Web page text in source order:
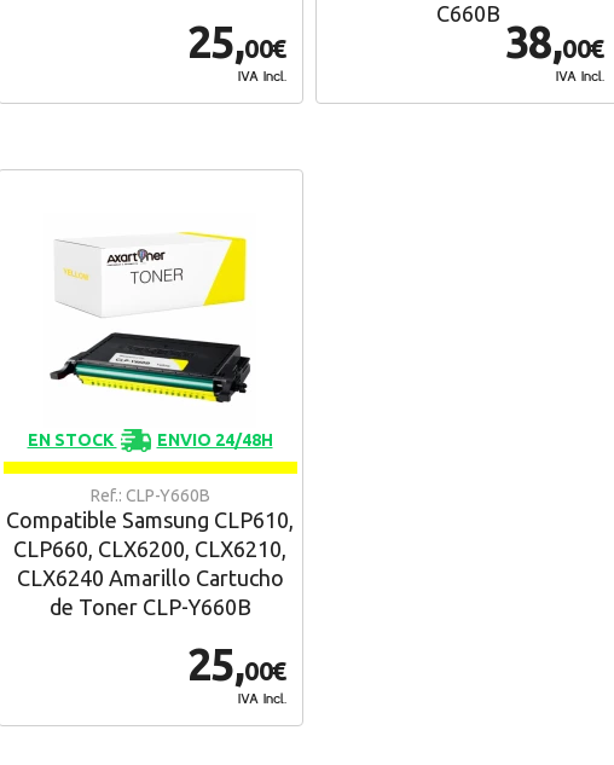
25,00€
IVA Incl.
C660B
38,00€
IVA Incl.
EN STOCK ENVIO 24/48H
Ref.: CLP-Y660B
Compatible Samsung CLP610,
CLP660, CLX6200, CLX6210,
CLX6240 Amarillo Cartucho
de Toner CLP-Y660B
25,00€
IVA Incl.